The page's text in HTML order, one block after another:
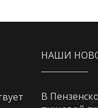
НАШИ
В